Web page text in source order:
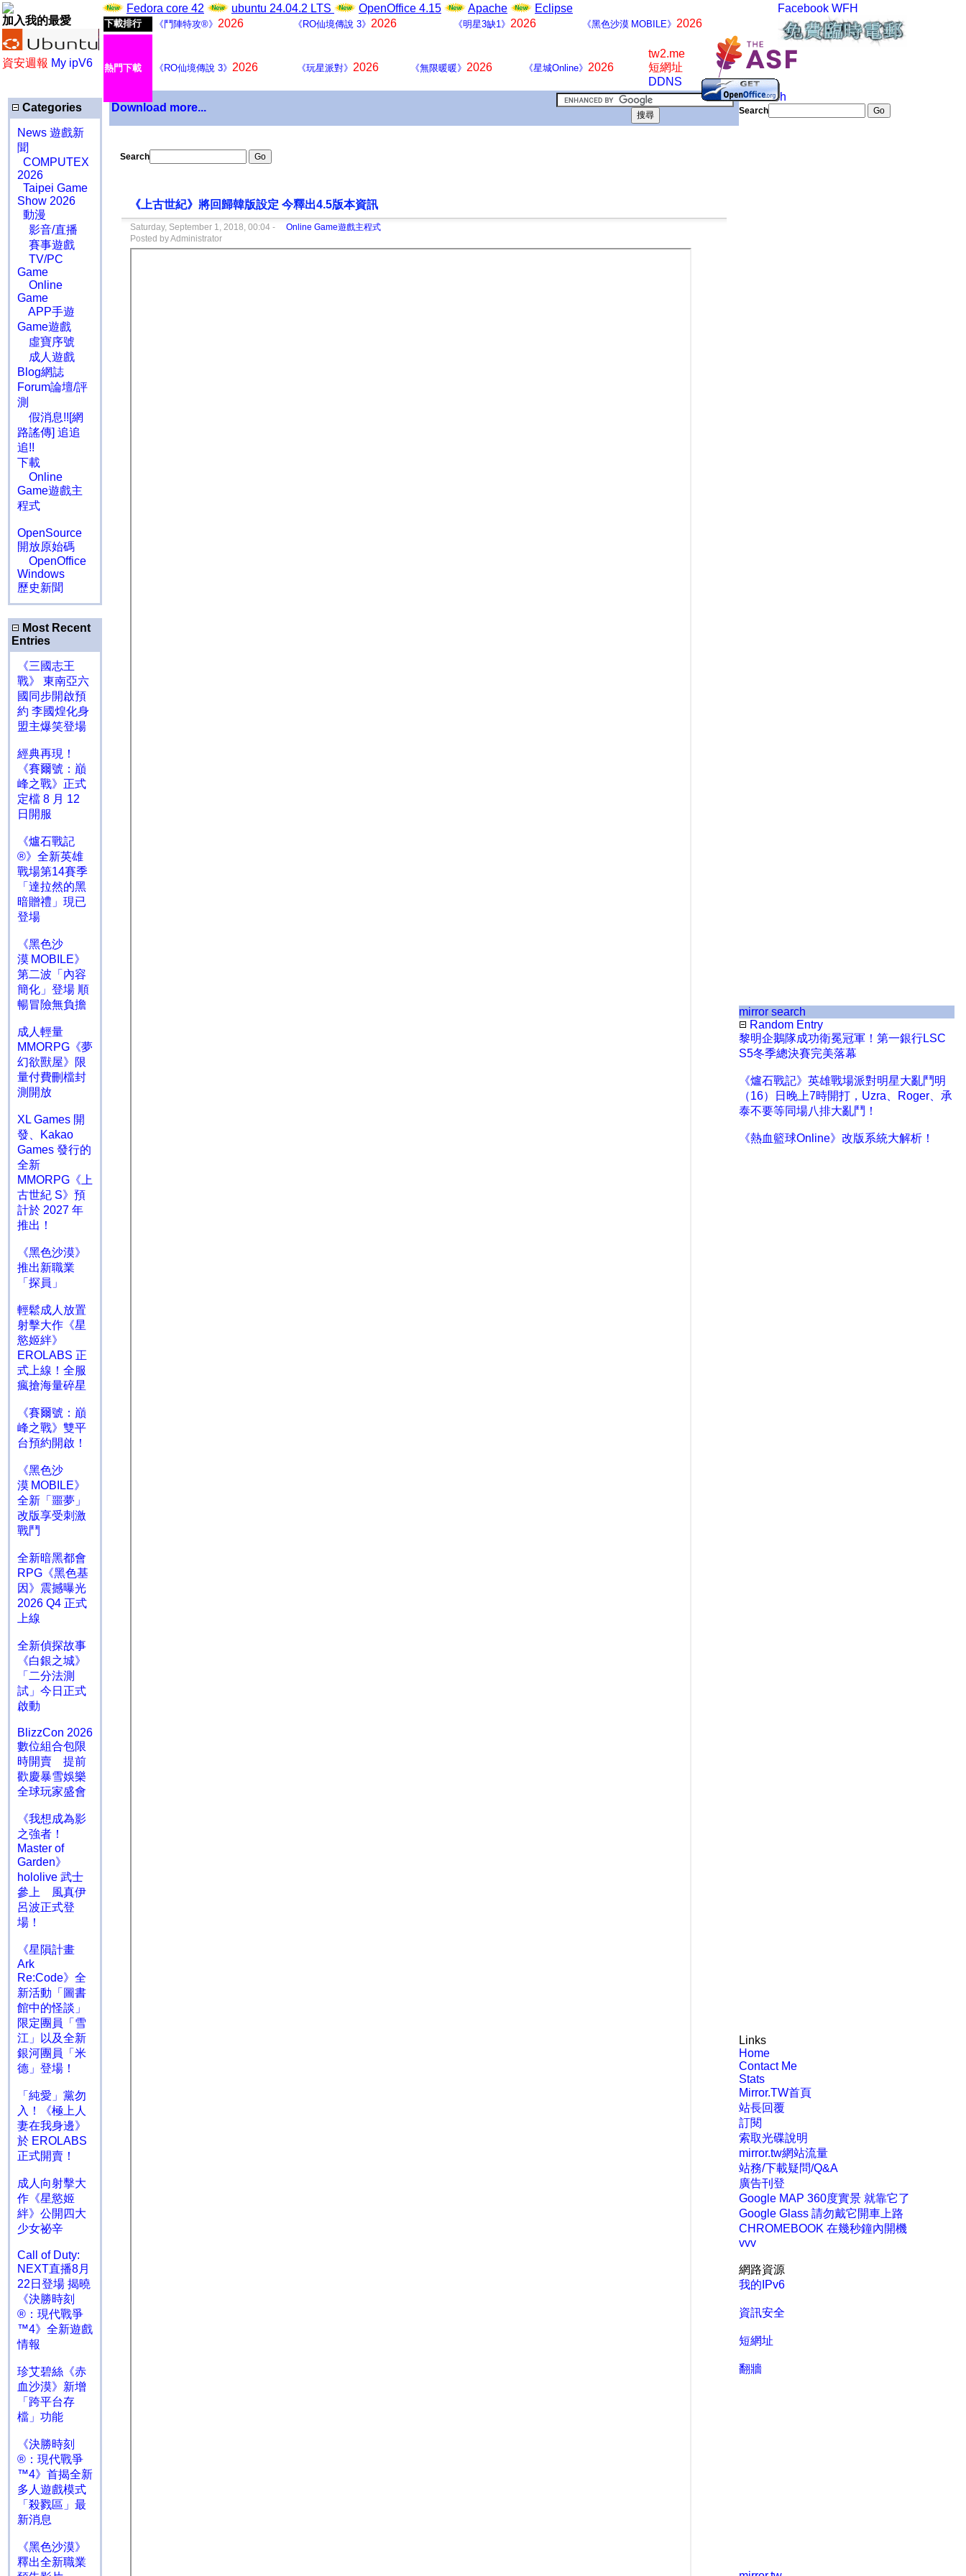
加入我的最愛
資安週報 My ipV6
Fedora core 42 ubuntu 24.04.2 LTS OpenOffice 4.15 Apache Eclipse
下載排行 《鬥陣特攻®》 2026 《RO仙境傳說 3》 2026 《明星3缺1》 2026 《黑色沙漠 MOBILE》 2026
熱門下載 《RO仙境傳說 3》 2026 《玩星派對》 2026 《無限暖暖》 2026 《星城Online》 2026
tw2.me
短網址
DDNS
Facebook WFH
Categories
News 遊戲新
聞
COMPUTEX
2026
Taipei Game
Show 2026
動漫
影音/直播
賽事遊戲
TV/PC
Game
Online
Game
APP手遊
Game遊戲
虛寶序號
成人遊戲
Blog網誌
Forum論壇/評
測
假消息!![網
路謠傳] 追追
追!!
下載
Online
Game遊戲主
程式
OpenSource
開放原始碼
OpenOffice
Windows
歷史新聞
Most Recent
Entries
《三國志王
戰》 東南亞六
國同步開啟預
約 李國煌化身
盟主爆笑登場
經典再現！
《賽爾號：巔
峰之戰》正式
定檔 8 月 12
日開服
《爐石戰記
®》全新英雄
戰場第14賽季
「達拉然的黑
暗贈禮」現已
登場
《黑色沙
漠 MOBILE》
第二波「內容
簡化」登場 順
暢冒險無負擔
成人輕量
MMORPG《夢
幻欲獸屋》限
量付費刪檔封
測開放
XL Games 開
發、Kakao
Games 發行的
全新
MMORPG《上
古世紀 S》預
計於 2027 年
推出！
《黑色沙漠》
推出新職業
「探員」
輕鬆成人放置
射擊大作《星
慾姬絆》
EROLABS 正
式上線！全服
瘋搶海量碎星
《賽爾號：巔
峰之戰》雙平
台預約開啟！
《黑色沙
漠 MOBILE》
全新「噩夢」
改版享受刺激
戰鬥
全新暗黑都會
RPG《黑色基
因》震撼曝光
2026 Q4 正式
上線
全新偵探故事
《白銀之城》
「二分法測
試」今日正式
啟動
BlizzCon 2026
數位組合包限
時開賣 提前
歡慶暴雪娛樂
全球玩家盛會
《我想成為影
之強者！
Master of
Garden》
hololive 武士
參上 風真伊
呂波正式登
場！
《星隕計畫
Ark
Re:Code》全
新活動「圖書
館中的怪談」
限定團員「雪
江」以及全新
銀河團員「米
德」登場！
「純愛」黨勿
入！《極上人
妻在我身邊》
於 EROLABS
正式開賣！
成人向射擊大
作《星慾姬
絆》公開四大
少女祕辛
Call of Duty:
NEXT直播8月
22日登場 揭曉
《決勝時刻
®：現代戰爭
™4》全新遊戲
情報
珍艾碧絲《赤
血沙漠》新增
「跨平台存
檔」功能
《決勝時刻
®：現代戰爭
™4》首揭全新
多人遊戲模式
「殺戮區」最
新消息
《黑色沙漠》
釋出全新職業
Download more...
Search
《上古世紀》將回歸韓版設定 今釋出4.5版本資訊
Saturday, September 1, 2018, 00:04 -
Online Game遊戲主程式
Posted by Administrator
Search
Search
mirror search
Random Entry
黎明企鵝隊成功衛冕冠軍！第一銀行LSC
S5冬季總決賽完美落幕
《爐石戰記》英雄戰場派對明星大亂鬥明
（16）日晚上7時開打，Uzra、Roger、承
泰不要等同場八排大亂鬥！
《熱血籃球Online》改版系統大解析！
Links
Home
Contact Me
Stats
Mirror.TW首頁
站長回覆
訂閱
索取光碟說明
mirror.tw網站流量
站務/下載疑問/Q&A
廣告刊登
Google MAP 360度實景 就靠它了
Google Glass 請勿戴它開車上路
CHROMEBOOK 在幾秒鐘內開機
vvv
網路資源
我的IPv6
資訊安全
短網址
翻牆